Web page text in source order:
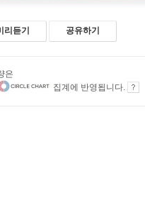
리듣기 공유하기
은
집계에 반영됩니다.